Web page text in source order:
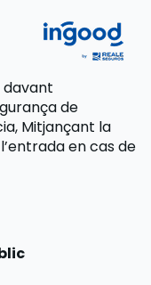
de
Mitjançant la
en cas de